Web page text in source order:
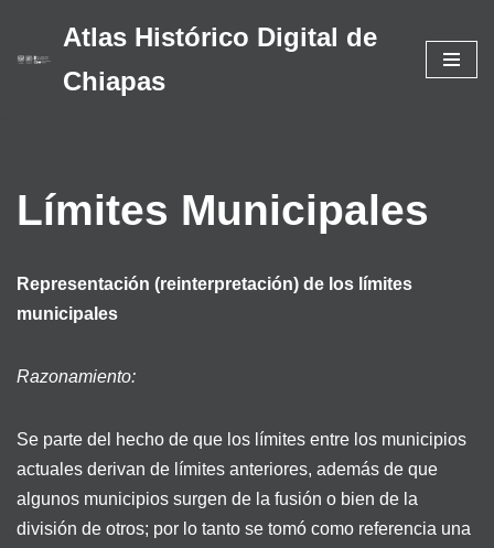
Saltar
Atlas Histórico Digital de
Chiapas
Límites Municipales
Representación (reinterpretación) de los límites
municipales
Razonamiento:
Se parte del hecho de que los límites entre los municipios
actuales derivan de límites anteriores, además de que
algunos municipios surgen de la fusión o bien de la
división de otros; por lo tanto se tomó como referencia una